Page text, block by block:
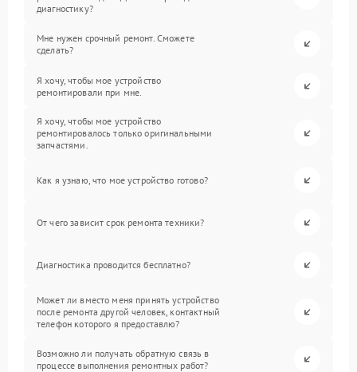
диагностику?
Мне нужен срочный ремонт. Сможете
сделать?
Я хочу, чтобы мое устройство
ремонтировали при мне.
Я хочу, чтобы мое устройство
ремонтировалось только оригинальными
запчастями.
Как я узнаю, что мое устройство готово?
От чего зависит срок ремонта техники?
Диагностика проводится бесплатно?
Может ли вместо меня принять устройство
после ремонта другой человек, контактный
телефон которого я предоставлю?
Возможно ли получать обратную связь в
процессе выполнения ремонтных работ?